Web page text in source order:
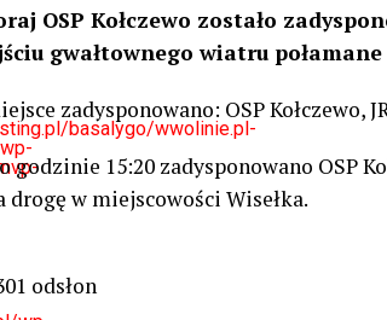
basalygo/wwolinie.pl-
OSP Kołczewo zostało
gwałtownego wiatru
zadysponowano: OSP Kołczewo,
godzinie 15:20 zadysponowano OSP
drogę w miejscowości Wisełka.
odsłon